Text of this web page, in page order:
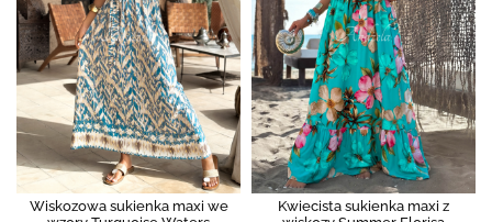
Wiskozowa sukienka maxi we
Kwiecista sukienka maxi z